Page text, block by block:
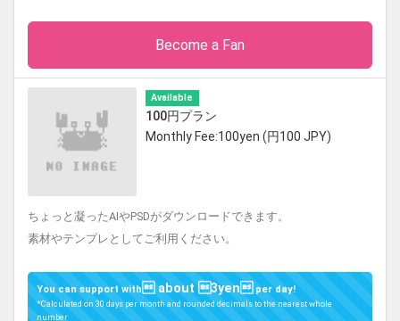
Become a Fan
Available
100円プラン
Monthly Fee:100yen (円100 JPY)
ちょっと凝ったAIやPSDがダウンロードできます。
素材やテンプレとしてご利用ください。
You can support with about 3yenper day!
*Calculated on 30 days per month and rounded decimals to the nearest whole
number